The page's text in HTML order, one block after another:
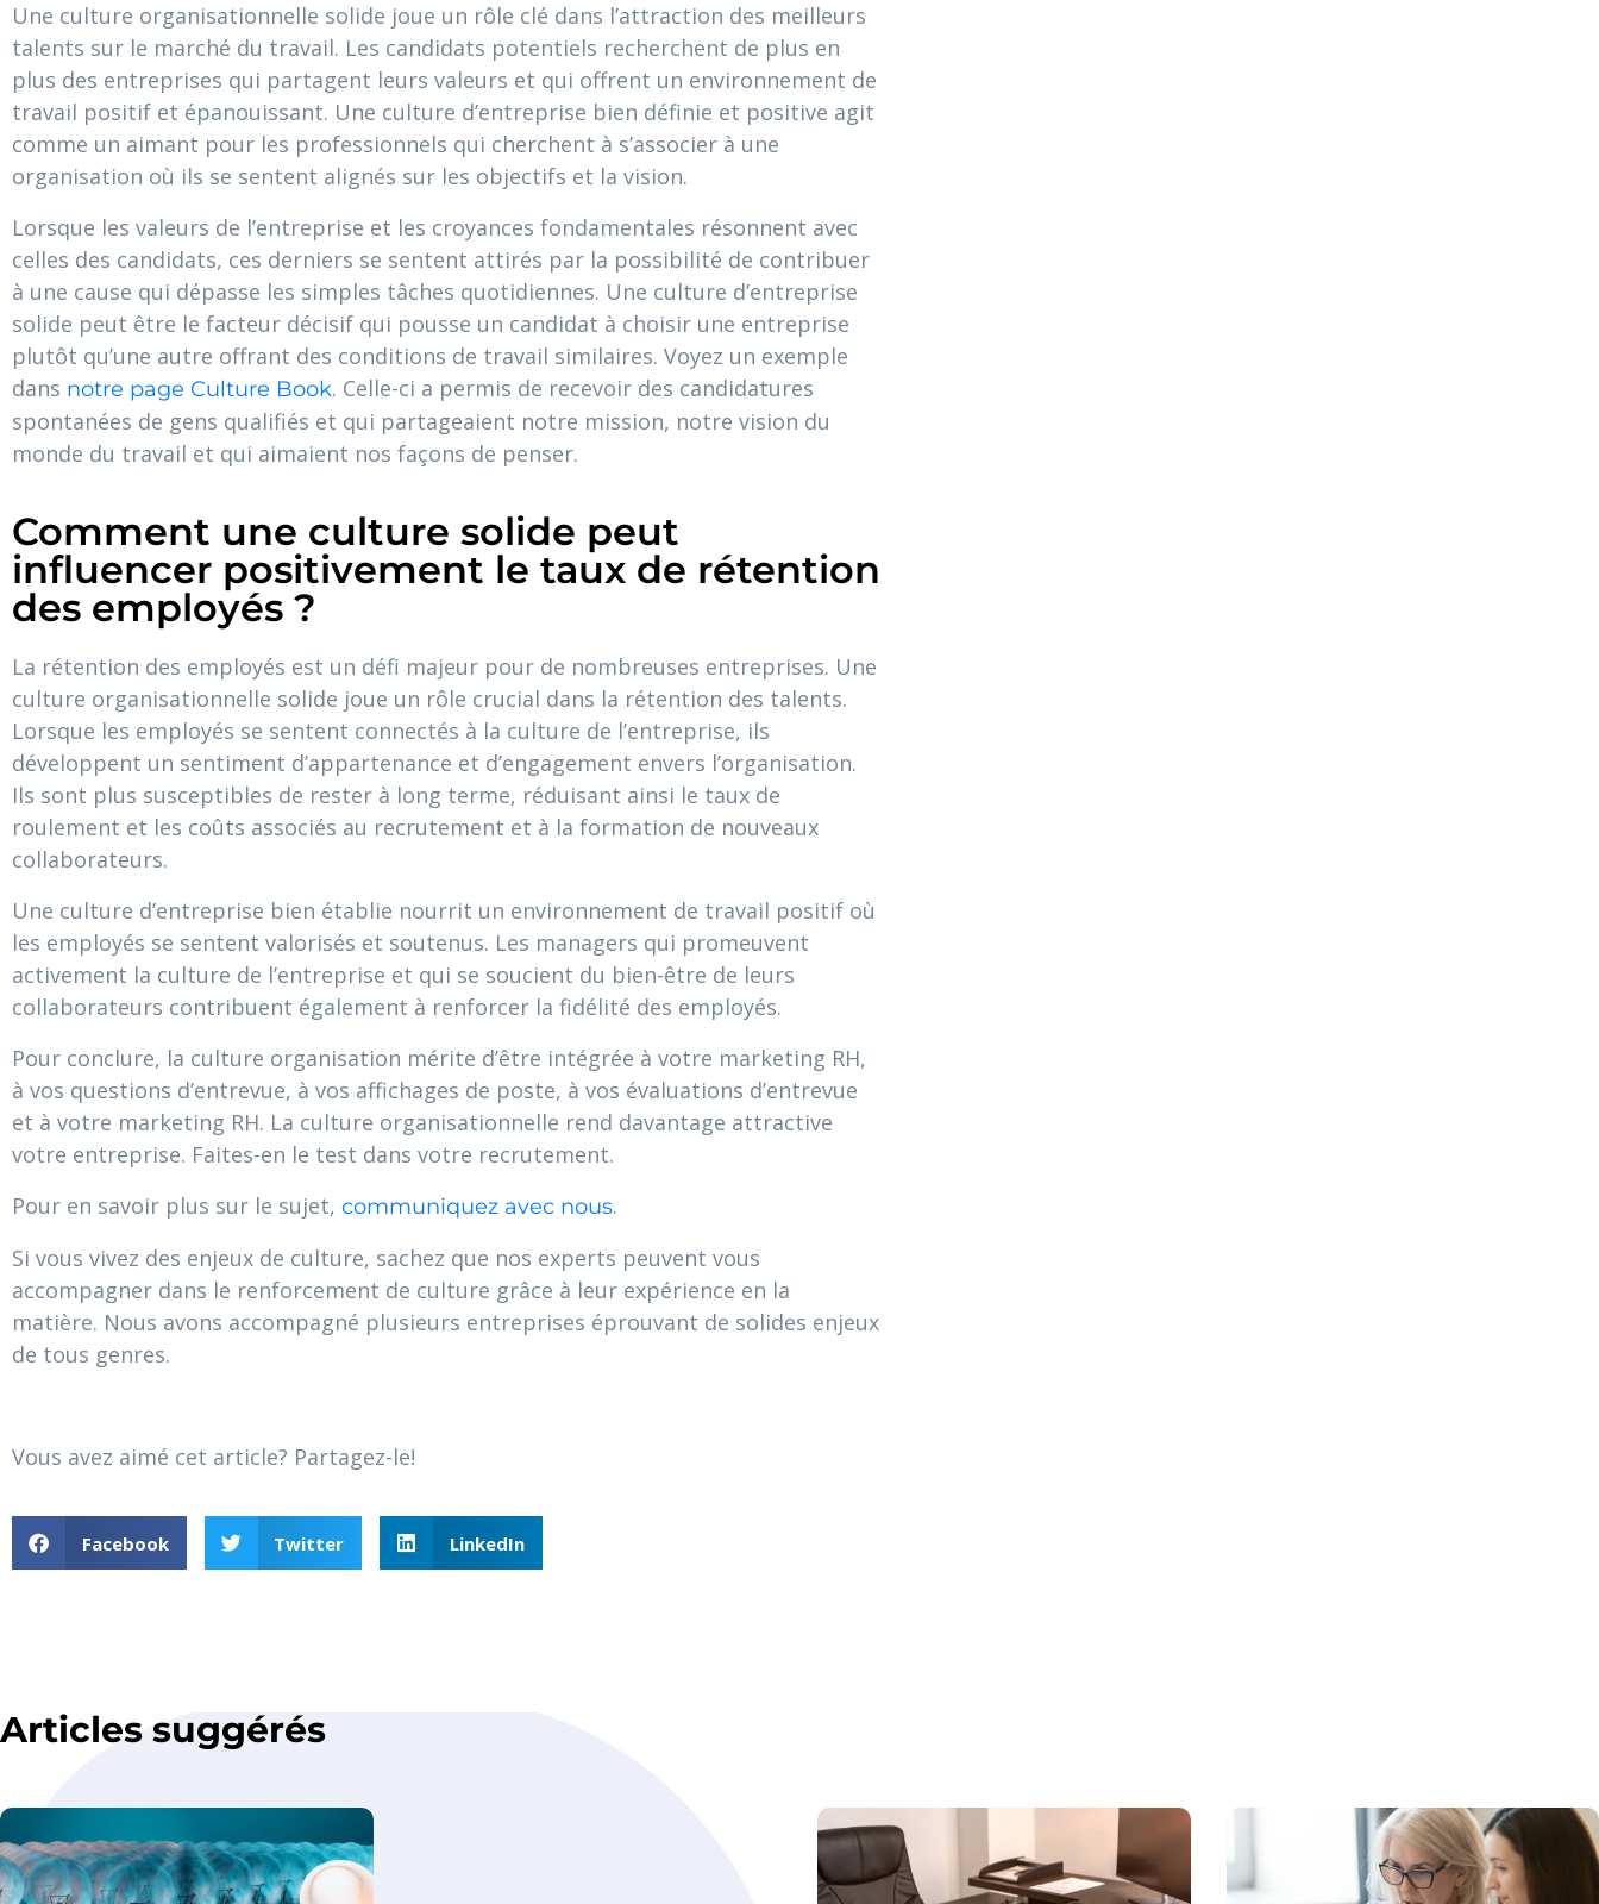
Une culture organisationnelle solide joue un rôle clé dans l’attraction des meilleurs
talents sur le marché du travail. Les candidats potentiels recherchent de plus en
plus des entreprises qui partagent leurs valeurs et qui offrent un environnement de
travail positif et épanouissant. Une culture d’entreprise bien définie et positive agit
comme un aimant pour les professionnels qui cherchent à s’associer à une
organisation où ils se sentent alignés sur les objectifs et la vision.
Lorsque les valeurs de l’entreprise et les croyances fondamentales résonnent avec
celles des candidats, ces derniers se sentent attirés par la possibilité de contribuer
à une cause qui dépasse les simples tâches quotidiennes. Une culture d’entreprise
solide peut être le facteur décisif qui pousse un candidat à choisir une entreprise
plutôt qu’une autre offrant des conditions de travail similaires. Voyez un exemple
dans notre page Culture Book. Celle-ci a permis de recevoir des candidatures
spontanées de gens qualifiés et qui partageaient notre mission, notre vision du
monde du travail et qui aimaient nos façons de penser.
Comment une culture solide peut
influencer positivement le taux de rétention
des employés ?
La rétention des employés est un défi majeur pour de nombreuses entreprises. Une
culture organisationnelle solide joue un rôle crucial dans la rétention des talents.
Lorsque les employés se sentent connectés à la culture de l’entreprise, ils
développent un sentiment d’appartenance et d’engagement envers l’organisation.
Ils sont plus susceptibles de rester à long terme, réduisant ainsi le taux de
roulement et les coûts associés au recrutement et à la formation de nouveaux
collaborateurs.
Une culture d’entreprise bien établie nourrit un environnement de travail positif où
les employés se sentent valorisés et soutenus. Les managers qui promeuvent
activement la culture de l’entreprise et qui se soucient du bien-être de leurs
collaborateurs contribuent également à renforcer la fidélité des employés.
Pour conclure, la culture organisation mérite d’être intégrée à votre marketing RH,
à vos questions d’entrevue, à vos affichages de poste, à vos évaluations d’entrevue
et à votre marketing RH. La culture organisationnelle rend davantage attractive
votre entreprise. Faites-en le test dans votre recrutement.
Pour en savoir plus sur le sujet, communiquez avec nous.
Si vous vivez des enjeux de culture, sachez que nos experts peuvent vous
accompagner dans le renforcement de culture grâce à leur expérience en la
matière. Nous avons accompagné plusieurs entreprises éprouvant de solides enjeux
de tous genres.
Vous avez aimé cet article? Partagez-le!
Facebook Twitter LinkedIn
Articles suggérés